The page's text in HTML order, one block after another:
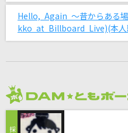
怪獣
サカナクション
[生音]サザン・ウインド
中森明菜
Hello, Again ～昔からある
kko at Billboard Live)(本人